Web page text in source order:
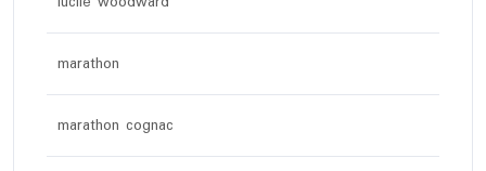
marathon
marathon cognac